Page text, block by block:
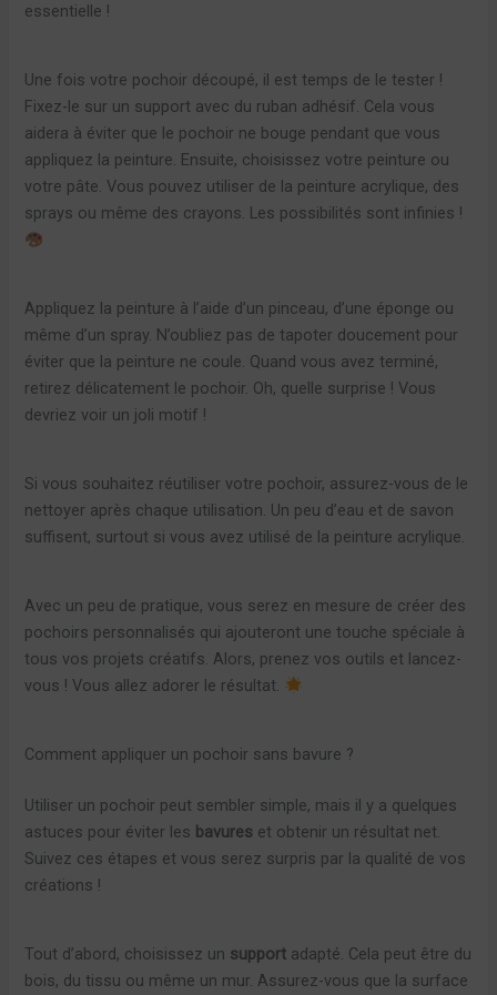
essentielle !
Une fois votre pochoir découpé, il est temps de le tester !
Fixez-le sur un support avec du ruban adhésif. Cela vous
aidera à éviter que le pochoir ne bouge pendant que vous
appliquez la peinture. Ensuite, choisissez votre peinture ou
votre pâte. Vous pouvez utiliser de la peinture acrylique, des
sprays ou même des crayons. Les possibilités sont infinies !
Appliquez la peinture à l’aide d’un pinceau, d’une éponge ou
même d’un spray. N’oubliez pas de tapoter doucement pour
éviter que la peinture ne coule. Quand vous avez terminé,
retirez délicatement le pochoir. Oh, quelle surprise ! Vous
devriez voir un joli motif !
Si vous souhaitez réutiliser votre pochoir, assurez-vous de le
nettoyer après chaque utilisation. Un peu d’eau et de savon
suffisent, surtout si vous avez utilisé de la peinture acrylique.
Avec un peu de pratique, vous serez en mesure de créer des
pochoirs personnalisés qui ajouteront une touche spéciale à
tous vos projets créatifs. Alors, prenez vos outils et lancez-
vous ! Vous allez adorer le résultat.
Comment appliquer un pochoir sans bavure ?
Utiliser un pochoir peut sembler simple, mais il y a quelques
astuces pour éviter les bavures et obtenir un résultat net.
Suivez ces étapes et vous serez surpris par la qualité de vos
créations !
Tout d’abord, choisissez un support adapté. Cela peut être du
bois, du tissu ou même un mur. Assurez-vous que la surface